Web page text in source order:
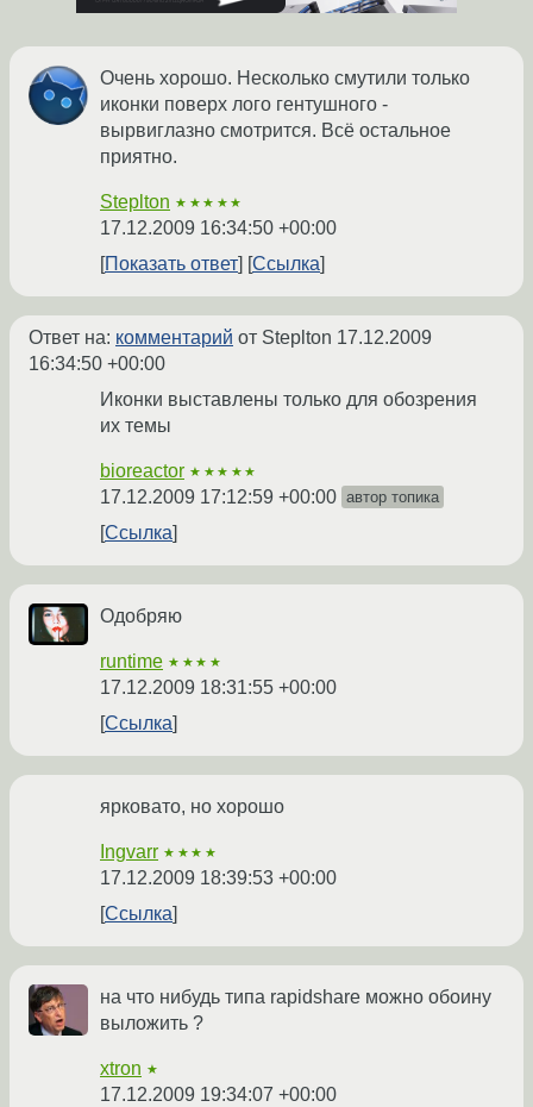
Очень хорошо. Несколько смутили только
иконки поверх лого гентушного -
вырвиглазно смотрится. Всё остальное
приятно.
Steplton ★★★★★
17.12.2009 16:34:50 +00:00
Показать ответ
Ссылка
Ответ на: комментарий от Steplton 17.12.2009
16:34:50 +00:00
Иконки выставлены только для обозрения
их темы
bioreactor ★★★★★
17.12.2009 17:12:59 +00:00 автор топика
Ссылка
Одобряю
runtime ★★★★
17.12.2009 18:31:55 +00:00
Ссылка
ярковато, но хорошо
Ingvarr ★★★★
17.12.2009 18:39:53 +00:00
Ссылка
на что нибудь типа rapidshare можно обоину
выложить ?
xtron ★
17.12.2009 19:34:07 +00:00